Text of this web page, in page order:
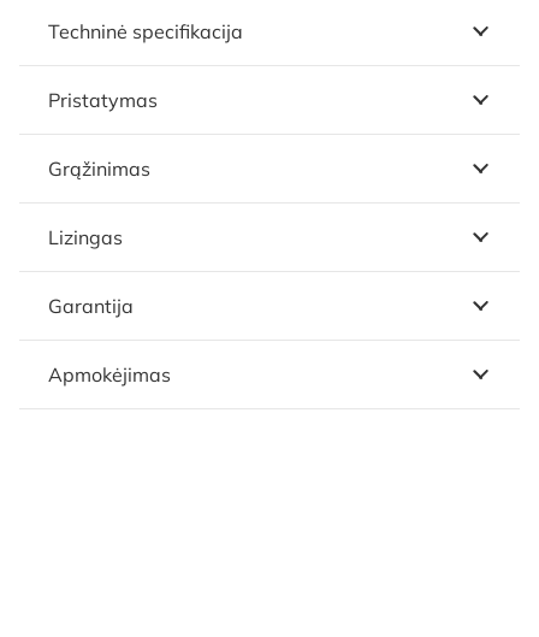
Techninė specifikacija
Pristatymas
Grąžinimas
Lizingas
Garantija
Apmokėjimas